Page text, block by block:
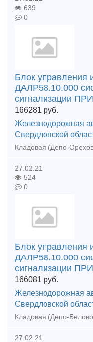
639
0
Блок управления
ДАЛР58.10.000
сигнализации
166281 руб.
Железнодорожная
Свердловской
27.02.21
524
0
Блок управления
ДАЛР58.10.000
сигнализации
166081 руб.
Железнодорожная
Свердловской
27.02.21